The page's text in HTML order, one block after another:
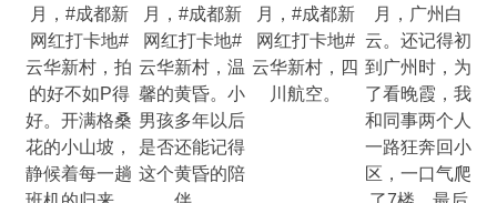
月，#成都新
网红打卡地#
云华新村，拍
的好不如P得
好。开满格桑
花的小山坡，
静候着每一趟
月，#成都新
网红打卡地#
云华新村，温
馨的黄昏。小
男孩多年以后
是否还能记得
这个黄昏的陪
月，#成都新
网红打卡地#
云华新村，四
川航空。
月，广州白
云。还记得初
到广州时，为
了看晚霞，我
和同事两个人
一路狂奔回小
区，一口气爬